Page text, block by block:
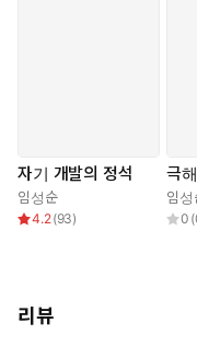
구조나 전통적 서사 어디
설이라는 분량의 매력을
분이다. 장편소설에 비해
자기 개발의 정석
임성순
4.2(93)
극해
임성
0 (
리뷰